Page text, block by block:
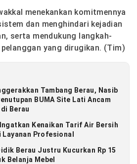
menekankan komitmennya
dan menghindari kejadian
serta mendukung langkah-
yang dirugikan. (Tim)
Tambang Berau, Nasib
BUMA Site Lati Ancam
Berau
Kenaikan Tarif Air Bersih
Layanan Profesional
Berau Justru Kucurkan Rp 15
Belanja Mebel